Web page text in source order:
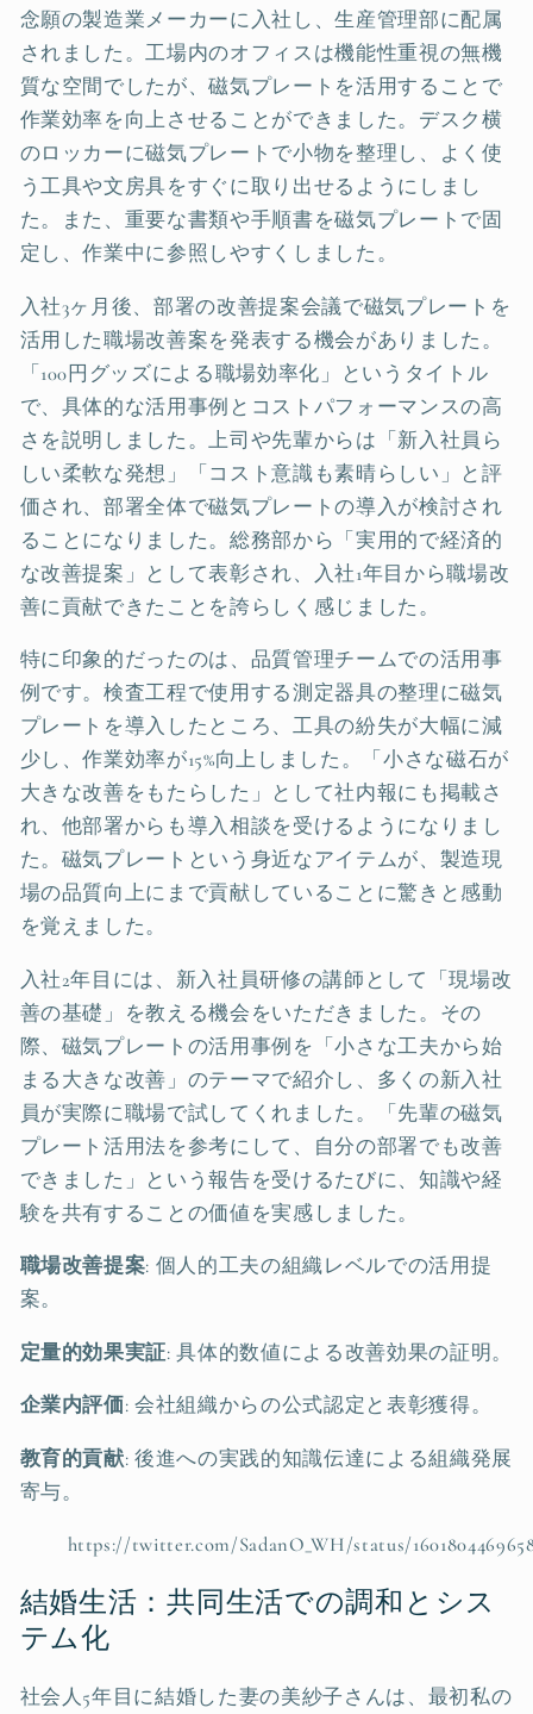
念願の製造業メーカーに入社し、生産管理部に配属
されました。工場内のオフィスは機能性重視の無機
質な空間でしたが、磁気プレートを活用することで
作業効率を向上させることができました。デスク横
のロッカーに磁気プレートで小物を整理し、よく使
う工具や文房具をすぐに取り出せるようにしまし
た。また、重要な書類や手順書を磁気プレートで固
定し、作業中に参照しやすくしました。
入社3ヶ月後、部署の改善提案会議で磁気プレートを
活用した職場改善案を発表する機会がありました。
「100円グッズによる職場効率化」というタイトル
で、具体的な活用事例とコストパフォーマンスの高
さを説明しました。上司や先輩からは「新入社員ら
しい柔軟な発想」「コスト意識も素晴らしい」と評
価され、部署全体で磁気プレートの導入が検討され
ることになりました。総務部から「実用的で経済的
な改善提案」として表彰され、入社1年目から職場改
善に貢献できたことを誇らしく感じました。
特に印象的だったのは、品質管理チームでの活用事
例です。検査工程で使用する測定器具の整理に磁気
プレートを導入したところ、工具の紛失が大幅に減
少し、作業効率が15%向上しました。「小さな磁石が
大きな改善をもたらした」として社内報にも掲載さ
れ、他部署からも導入相談を受けるようになりまし
た。磁気プレートという身近なアイテムが、製造現
場の品質向上にまで貢献していることに驚きと感動
を覚えました。
入社2年目には、新入社員研修の講師として「現場改
善の基礎」を教える機会をいただきました。その
際、磁気プレートの活用事例を「小さな工夫から始
まる大きな改善」のテーマで紹介し、多くの新入社
員が実際に職場で試してくれました。「先輩の磁気
プレート活用法を参考にして、自分の部署でも改善
できました」という報告を受けるたびに、知識や経
験を共有することの価値を実感しました。
職場改善提案: 個人的工夫の組織レベルでの活用提
案。
定量的効果実証: 具体的数値による改善効果の証明。
企業内評価: 会社組織からの公式認定と表彰獲得。
教育的貢献: 後進への実践的知識伝達による組織発展
寄与。
https://twitter.com/SadanO_WH/status/
結婚生活：共同生活での調和とシス
テム化
社会人5年目に結婚した妻の美紗子さんは、最初私の